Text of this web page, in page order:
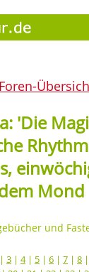
'Die
Mond
und
| 3 | 4| 5 | 6 | 7 | 8 |